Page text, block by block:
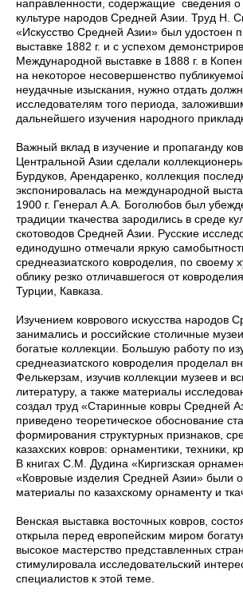
направленности, содержащие сведения о
культуре народов Средней Азии. Труд Н.
«Искусство Средней Азии» был удостоен
выставке 1882 г. и с успехом
Международной выставке в 1888 г. в
на некоторое несовершенство
неудачные изыскания, нужно отдать
исследователям того периода,
дальнейшего изучения народного
Важный вклад в изучение и пропаганду
Центральной Азии сделали
Бурдуков, Арендаренко, коллекция
экспонировалась на международной
1900 г. Генерал А.А. Боголюбов был
традиции ткачества зародились в среде
скотоводов Средней Азии. Русские
единодушно отмечали яркую
среднеазиатского ковроделия, по своему
облику резко отличавшегося от
Турции, Кавказа.
Изучением коврового искусства народов
занимались и российские столичные
богатые коллекции. Большую работу по
среднеазиатского ковроделия проделал
Фелькерзам, изучив коллекции музеев и
литературу, а также материалы
создал труд «Старинные ковры Средней
приведено теоретическое обоснование
формирования структурных признаков,
казахских ковров: орнаментики, техники,
В книгах С.М. Дудина «Киргизская
«Ковровые изделия Средней Азии» были
материалы по казахскому орнаменту и
Венская выставка восточных ковров,
открыла перед европейским миром
высокое мастерство представленных
стимулировала исследовательский
специалистов к этой теме.